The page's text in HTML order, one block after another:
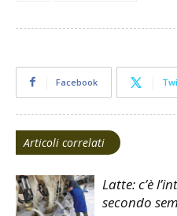
Facebook
Articoli correlati
Latte: c’è
secondo